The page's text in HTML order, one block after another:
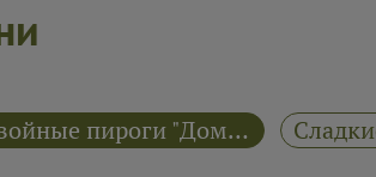
Двойные пироги "Домашние пироги"